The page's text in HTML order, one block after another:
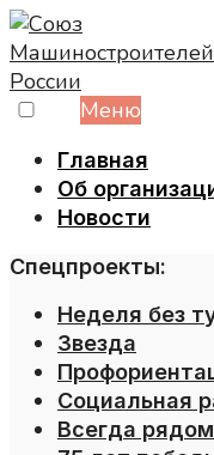
Skip
to
content
Меню
Главная
Об
Новости
Спецпроекты:
Неделя без
Звезда
Социальная
Всегда рядом